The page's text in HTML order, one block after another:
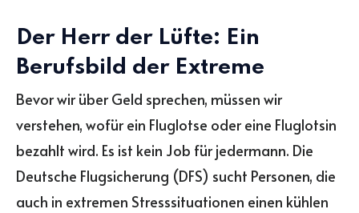
Der Herr der Lüfte: Ein
Berufsbild der Extreme
Bevor wir über Geld sprechen, müssen wir
verstehen, wofür ein Fluglotse oder eine Fluglotsin
bezahlt wird. Es ist kein Job für jedermann. Die
Deutsche Flugsicherung (DFS) sucht Personen, die
auch in extremen Stresssituationen einen kühlen